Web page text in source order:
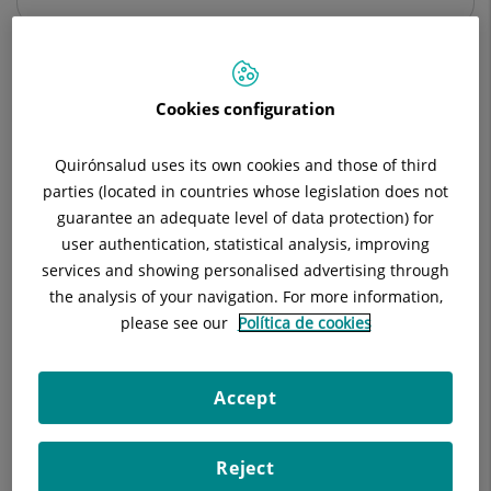
Descripción Equipo Médico
Tratamiento de todo tipo de enfermedades cutáneas
inflamatorias como acné, dermatitis seborreica, rosácea,
dermatitis atópica, psoriasis, enfermedades infecciosas,
etc…
Tratamiento mediante láser de lesiones pigmentarias y
Tratamiento de patología capilar. Alopecias, displasias
Cookies configuration
Quirónsalud uses its own cookies and those of third
parties (located in countries whose legislation does not
guarantee an adequate level of data protection) for
user authentication, statistical analysis, improving
services and showing personalised advertising through
the analysis of your navigation. For more information,
please see our Política de cookies
Reject
Accept